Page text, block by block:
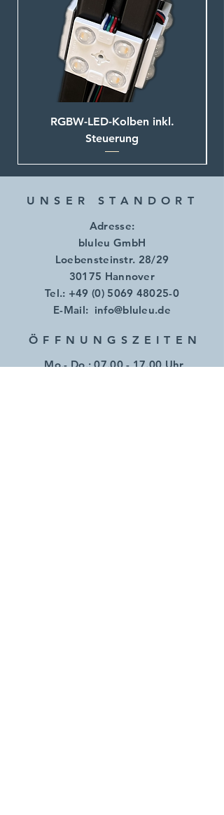
Spannungsversorgung
- DALI IN/OUT
- 24 V RGB LED (R- / G- / B- /
W- / +)
Kabeldurchführung mit
Kabelverschraubungen
IP 65
RGBW-LED-Kolben inkl.
Steuerung
UNSER STANDORT
Adresse:
bluleu GmbH
Loebensteinstr. 28/29
30175 Hannover
Tel.: +49 (0) 5069 48025-0
E-Mail: info@bluleu.de
ÖFFNUNGSZEITE N
Mo.- Do.:07.00 - 17.00Uhr